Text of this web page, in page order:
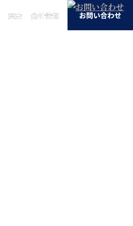
歴史 会社情報
歴史 会社情報